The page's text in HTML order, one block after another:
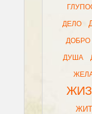
ДЕЛО
ДОБРО
ДУША